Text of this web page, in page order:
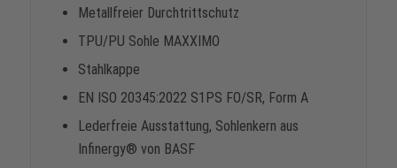
Metallfreier Durchtrittschutz
TPU/PU Sohle MAXXIMO
Stahlkappe
EN ISO 20345:2022 S1PS FO/SR, Form A
Lederfreie Ausstattung, Sohlenkern aus
Infinergy® von BASF